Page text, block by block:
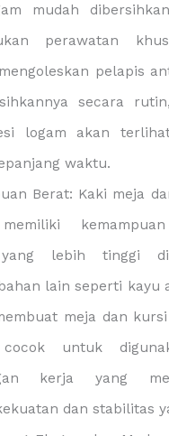
mudah
perawatan
pelapis
secara
logam akan
waktu.
Berat: Kaki meja
lebih tinggi
lain seperti kayu
meja dan
untuk
kerja yang
dan stabilitas